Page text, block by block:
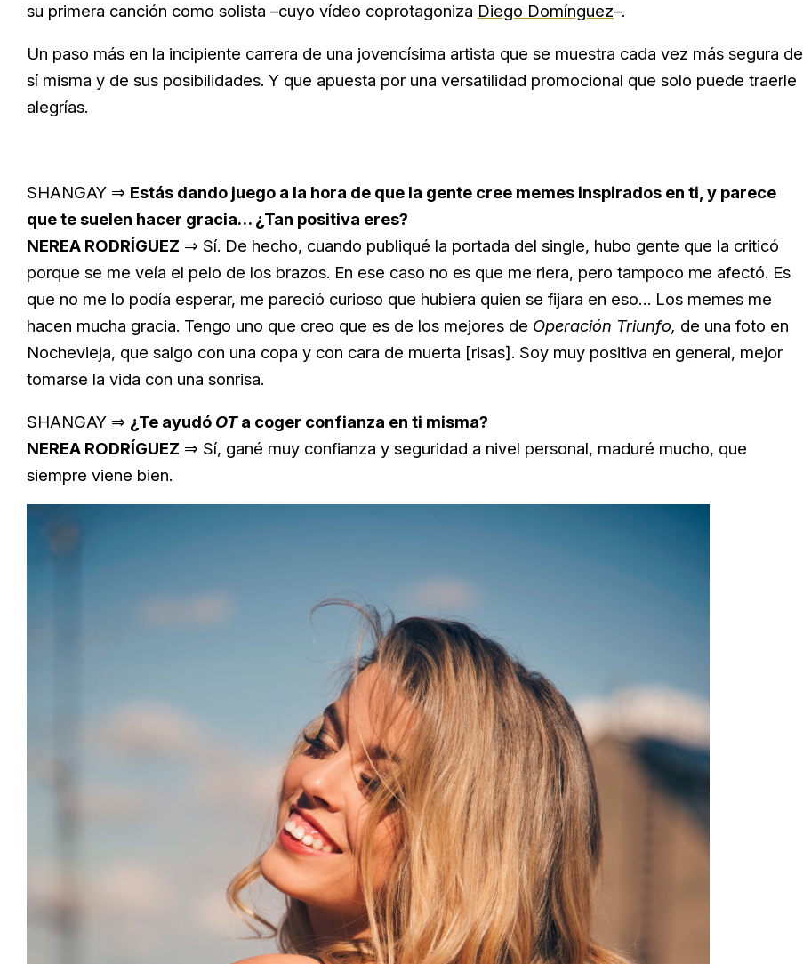
su primera canción como solista –cuyo vídeo coprotagoniza Diego Domínguez–.
Un paso más en la incipiente carrera de una jovencísima artista que se muestra cada vez más segura de
sí misma y de sus posibilidades. Y que apuesta por una versatilidad promocional que solo puede traerle
alegrías.
SHANGAY ⇒ Estás dando juego a la hora de que la gente cree memes inspirados en ti, y parece
que te suelen hacer gracia… ¿Tan positiva eres?
NEREA RODRÍGUEZ ⇒ Sí. De hecho, cuando publiqué la portada del single, hubo gente que la criticó
porque se me veía el pelo de los brazos. En ese caso no es que me riera, pero tampoco me afectó. Es
que no me lo podía esperar, me pareció curioso que hubiera quien se fijara en eso… Los memes me
hacen mucha gracia. Tengo uno que creo que es de los mejores de Operación Triunfo, de una foto en
Nochevieja, que salgo con una copa y con cara de muerta [risas]. Soy muy positiva en general, mejor
tomarse la vida con una sonrisa.
SHANGAY ⇒ ¿Te ayudó OTa coger confianza en ti misma?
NEREA RODRÍGUEZ ⇒ Sí, gané muy confianza y seguridad a nivel personal, maduré mucho, que
siempre viene bien.